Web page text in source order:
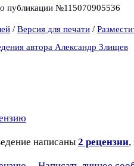
о публикации №115070905536
/ Версия для печати /
автора Александр Злищев
написаны 2 рецензии,